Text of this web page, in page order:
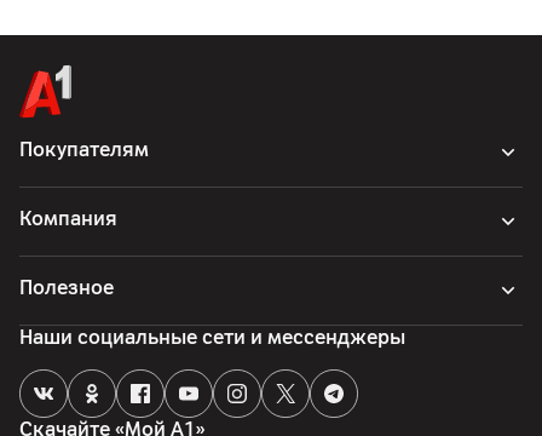
Покупателям
Компания
Полезное
Скачайте «Мой А1»
Наши социальные сети и мессенджеры